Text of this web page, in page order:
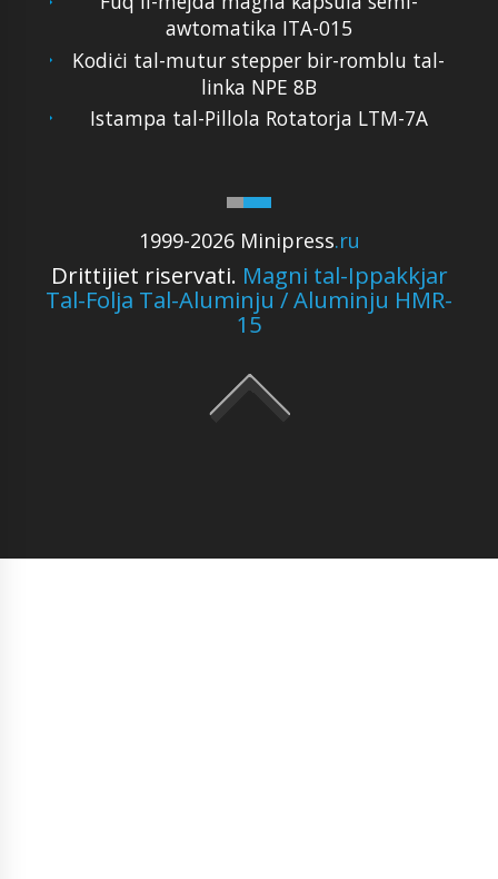
1999-2026 Minipress.ru
Drittijiet riservati. Magni tal-Ippakkjar
Tal-Folja Tal-Aluminju / Aluminju HMR-
15
awtomatika ITA-015
Kodiċi tal-mutur stepper bir-romblu tal-
linka NPE 8B
Istampa tal-Pillola Rotatorja LTM-7A